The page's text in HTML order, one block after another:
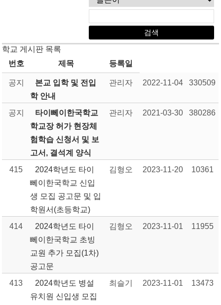
학교 게시판 목록
번호
제목 등록일
공지
본교 입학 및 전입
학 안내
관리자 2022-11-04 330509
공지
타이뻬이한국학교
학교장 허가 현장체
험학습 신청서 및 보
고서, 결석계 양식
관리자 2021-03-30 380286
415
2024학년도 타이
뻬이한국학교 신입
생 모집 공고문 및 입
학원서(초등학교)
김형오 2023-11-20 10361
414
2024학년도 타이
뻬이한국학교 초빙
교원 추가 모집(1차)
공고문
김형오 2023-11-01 11955
413
2024학년도 병설
유치원 신입생 모집
최슬기 2023-11-01 13473